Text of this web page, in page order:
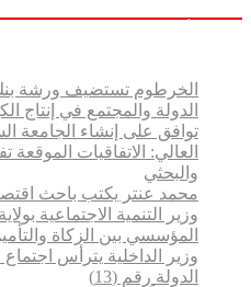
الخرطوم تستضيف ورشة
الدولة والمجتمع في إنتاج
توافق على إنشاء الجامعة
العالي: الاتفاقيات الموقعة
والبحثي
محمد عنتر يكتب باحث
وزير التنمية الاجتماعية
المؤسسي بين الزكاة
وزير الداخلية يترأس
الدولة رقم (13)